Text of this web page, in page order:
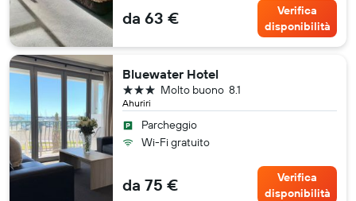
da 63 €
Verifica
disponibilità
Bluewater Hotel
Ahuriri
8.1
Molto buono
3 stelle
Parcheggio
Wi-Fi gratuito
da 75 €
Verifica
disponibilità